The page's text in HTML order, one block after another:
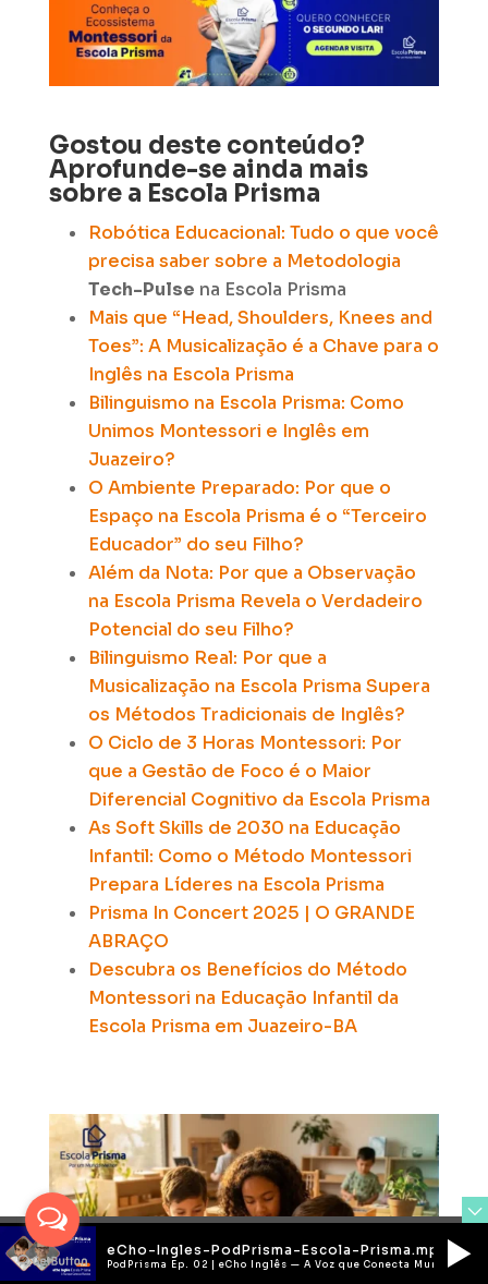
Gostou deste conteúdo?
Aprofunde-se ainda mais
sobre a Escola Prisma
Robótica Educacional: Tudo o que você
precisa saber sobre a Metodologia
Tech-Pulse na Escola Prisma
Mais que “Head, Shoulders, Knees and
Toes”: A Musicalização é a Chave para o
Inglês na Escola Prisma
Bilinguismo na Escola Prisma: Como
Unimos Montessori e Inglês em
Juazeiro?
O Ambiente Preparado: Por que o
Espaço na Escola Prisma é o “Terceiro
Educador” do seu Filho?
Além da Nota: Por que a Observação
na Escola Prisma Revela o Verdadeiro
Potencial do seu Filho?
Bilinguismo Real: Por que a
Musicalização na Escola Prisma Supera
os Métodos Tradicionais de Inglês?
O Ciclo de 3 Horas Montessori: Por
que a Gestão de Foco é o Maior
Diferencial Cognitivo da Escola Prisma
As Soft Skills de 2030 na Educação
Infantil: Como o Método Montessori
Prepara Líderes na Escola Prisma
Prisma In Concert 2025 | O GRANDE
ABRAÇO
Descubra os Benefícios do Método
Montessori na Educação Infantil da
Escola Prisma em Juazeiro-BA
eCho-Ingles-PodPrisma-Escola-Prisma.mp3
PodPrisma Ep. 02 | eCho Inglês — A Voz que Conecta Mundos